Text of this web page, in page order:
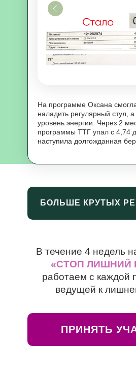
На программе Оксана смогла
наладить регулярный стул,
уровень энергии. Через 2
программы ТТГ упал с 4,74
наступила долгожданная
БОЛЬШЕ КРУТЫХ
В течение 4 недель
«СТОП ЛИШНИЙ
работаем с каждой
ведущей к
ПРИНЯТЬ